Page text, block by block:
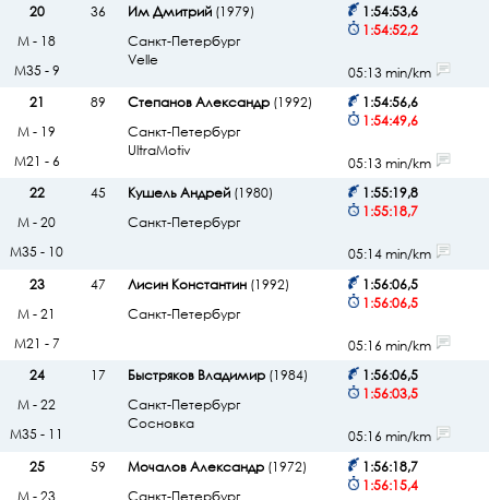
20
36 Им Дмитрий(1979)
Санкт-Петербург
Velle
1:54:53,6
1:54:52,2
М - 18
М35 - 9
05:13 min/km
21
89 Степанов Александр(1992)
Санкт-Петербург
UltraMotiv
1:54:56,6
1:54:49,6
М - 19
М21 - 6
05:13 min/km
22
45 Кушель Андрей(1980)
Санкт-Петербург
1:55:19,8
1:55:18,7
М - 20
М35 - 10
05:14 min/km
23
47 Лисин Константин(1992)
Санкт-Петербург
1:56:06,5
1:56:06,5
М - 21
М21 - 7
05:16 min/km
24
17 Быстряков Владимир(1984)
Санкт-Петербург
Сосновка
1:56:06,5
1:56:03,5
М - 22
М35 - 11
05:16 min/km
25
59 Мочалов Александр(1972)
Санкт-Петербург
1:56:18,7
1:56:15,4
М - 23